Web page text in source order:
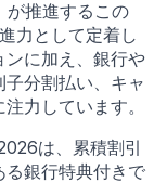
が推進するこの
力として定着し
ンに加え、銀行や
分割払い、キャ
力しています。
は、累積割引
る銀行特典付きで